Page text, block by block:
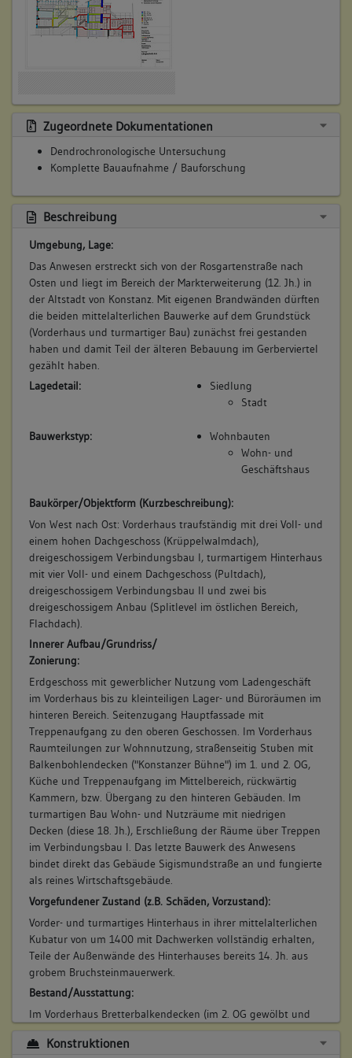
Stadt
Konstruktionsdetail:
Dachform
Pultdach
Satteldach mit Schopfwalm (Krüppelwalm)
3. Bauphase:
Ausstattung Vorderhaus und turmartiges Hinterhaus für eine
gehobenen Wohnnutzung in den oberen Geschossen mit
Ausmalung, Bretterbalkendecken, Bohlenstuben.
Betroffene Gebäudeteile:
Obergeschoss(e)
(1700 - 1800)
Neuordnung der horizontalen Teilung des Turms zur
Schaffung von weiteren Räumen und Einzug von
der Hoffassade in Fachwerk ab dem 1. OG aufwärts.
Betroffene Gebäudeteile:
Obergeschoss(e)
5. Bauphase:
(1800 - 1850)
Klassizistische Neufassung der Straßenfassade und Einfügen
des heutigen Verbindungsbaus I, mit Abtrennung von Fluren
im Hinterhaus.
Betroffene Gebäudeteile:
Erdgeschoss
Obergeschoss(e)
6. Bauphase:
(1850 - 1900)
Errichtung Wirtschaftsgebäude anstelle Holzschuppen aus
Fachwerk am östlichen Ende mit Verbindungsbau II im
Übergang.
Betroffene Gebäudeteile:
Anbau
7. Bauphase:
(1850 - 2000)
Umbauten im Erdgeschoss (Backofen, Cafe, Ladengeschäft,
Nebenräume).
Zugeordnete Dokumentationen
Dendrochronologische Untersuchung
Komplette Bauaufnahme / Bauforschung
Beschreibung
Umgebung, Lage:
Das Anwesen erstreckt sich von der Rosgartenstraße nach
Osten und liegt im Bereich der Markterweiterung (12. Jh.) in
der Altstadt von Konstanz. Mit eigenen Brandwänden dürften
die beiden mittelalterlichen Bauwerke auf dem Grundstück
(Vorderhaus und turmartiger Bau) zunächst frei gestanden
haben und damit Teil der älteren Bebauung im Gerberviertel
gezählt haben.
Lagedetail:
Siedlung
Stadt
Bauwerkstyp:
Wohnbauten
Wohn- und
Geschäftshaus
Baukörper/Objektform (Kurzbeschreibung):
Von West nach Ost: Vorderhaus traufständig mit drei Voll- und
einem hohen Dachgeschoss (Krüppelwalmdach),
dreigeschossigem Verbindungsbau I, turmartigem Hinterhaus
mit vier Voll- und einem Dachgeschoss (Pultdach),
dreigeschossigem Verbindungsbau II und zwei bis
dreigeschossigem Anbau (Splitlevel im östlichen Bereich,
Flachdach).
Innerer Aufbau/Grundriss/
Zonierung:
Erdgeschoss mit gewerblicher Nutzung vom Ladengeschäft
im Vorderhaus bis zu kleinteiligen Lager- und Büroräumen im
hinteren Bereich. Seitenzugang Hauptfassade mit
Treppenaufgang zu den oberen Geschossen. Im Vorderhaus
Raumteilungen zur Wohnnutzung, straßenseitig Stuben mit
Balkenbohlendecken ("Konstanzer Bühne") im 1. und 2. OG,
Küche und Treppenaufgang im Mittelbereich, rückwärtig
Kammern, bzw. Übergang zu den hinteren Gebäuden. Im
turmartigen Bau Wohn- und Nutzräume mit niedrigen
Decken (diese 18. Jh.), Erschließung der Räume über Treppen
im Verbindungsbau I. Das letzte Bauwerk des Anwesens
bindet direkt das Gebäude Sigismundstraße an und fungierte
als reines Wirtschaftsgebäude.
Vorgefundener Zustand (z.B. Schäden, Vorzustand):
Vorder- und turmartiges Hinterhaus in ihrer mittelalterlichen
Kubatur von um 1400 mit Dachwerken vollständig erhalten,
Teile der Außenwände des Hinterhauses bereits 14. Jh. aus
grobem Bruchsteinmauerwerk.
Bestand/Ausstattung:
Im Vorderhaus Bretterbalkendecken (im 2. OG gewölbt und
zur Fassade hin ansteigend) sowie Reste mittelalterlicher
Wandmalerei (Bogenfries). Im turmartigen Hinterhaus
Konstruktionen